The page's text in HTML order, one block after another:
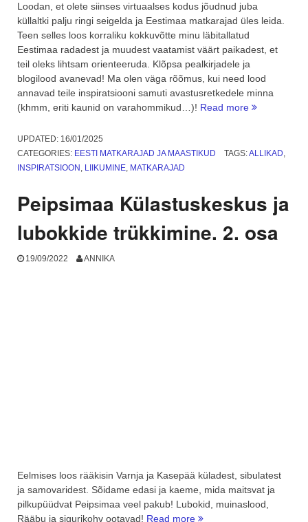
Loodan, et olete siinses virtuaalses kodus jõudnud juba
küllaltki palju ringi seigelda ja Eestimaa matkarajad üles leida.
Teen selles loos korraliku kokkuvõtte minu läbitallatud
Eestimaa radadest ja muudest vaatamist väärt paikadest, et
teil oleks lihtsam orienteeruda. Klõpsa pealkirjadele ja
blogilood avanevad! Ma olen väga rõõmus, kui need lood
annavad teile inspiratsiooni samuti avastusretkedele minna
(khmm, eriti kaunid on varahommikud…)! Read more “Eestimaa
UPDATED: 16/01/2025
CATEGORIES: EESTI MATKARAJAD JA MAASTIKUD TAGS:ALLIKAD,
INSPIRATSIOON , LIIKUMINE, MATKARAJAD
Peipsimaa Külastuskeskus ja
lubokkide trükkimine. 2. osa
19/09/2022 ANNIKA
Eelmises loos rääkisin Varnja ja Kasepää küladest, sibulatest
ja samovaridest. Sõidame edasi ja kaeme, mida maitsvat ja
pilkupüüdvat Peipsimaa veel pakub! Lubokid, muinaslood,
Rääbu ja sigurikohv ootavad! Read more “Peipsimaa